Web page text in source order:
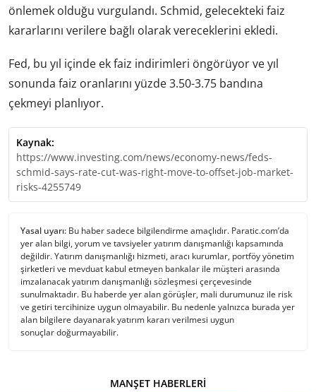
önlemek olduğu vurgulandı. Schmid, gelecekteki faiz
kararlarını verilere bağlı olarak vereceklerini ekledi.
Fed, bu yıl içinde ek faiz indirimleri öngörüyor ve yıl
sonunda faiz oranlarını yüzde 3.50-3.75 bandına
çekmeyi planlıyor.
Kaynak:
https://www.investing.com/news/economy-news/feds-
schmid-says-rate-cut-was-right-move-to-offset-job-market-
risks-4255749
Yasal uyarı: Bu haber sadece bilgilendirme amaçlıdır. Paratic.com’da
yer alan bilgi, yorum ve tavsiyeler yatırım danışmanlığı kapsamında
değildir. Yatırım danışmanlığı hizmeti, aracı kurumlar, portföy yönetim
şirketleri ve mevduat kabul etmeyen bankalar ile müşteri arasında
imzalanacak yatırım danışmanlığı sözleşmesi çerçevesinde
sunulmaktadır. Bu haberde yer alan görüşler, mali durumunuz ile risk
ve getiri tercihinize uygun olmayabilir. Bu nedenle yalnızca burada yer
alan bilgilere dayanarak yatırım kararı verilmesi uygun
sonuçlar doğurmayabilir.
MANŞET HABERLERI